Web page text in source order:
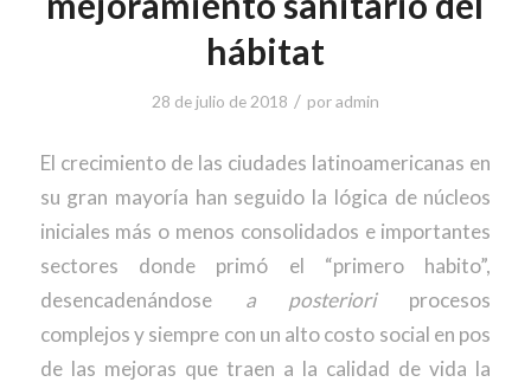
hábitat
28 de julio de 2018 / poradmin
El crecimiento de las ciudades latinoamericanas en
su gran mayoría han seguido la lógica de núcleos
iniciales más o menos consolidados e importantes
sectores donde primó el “primero habito”,
desencadenándose a posterioriprocesos
complejos y siempre con un alto costo social en pos
de las mejoras que traen a la calidad de vida la